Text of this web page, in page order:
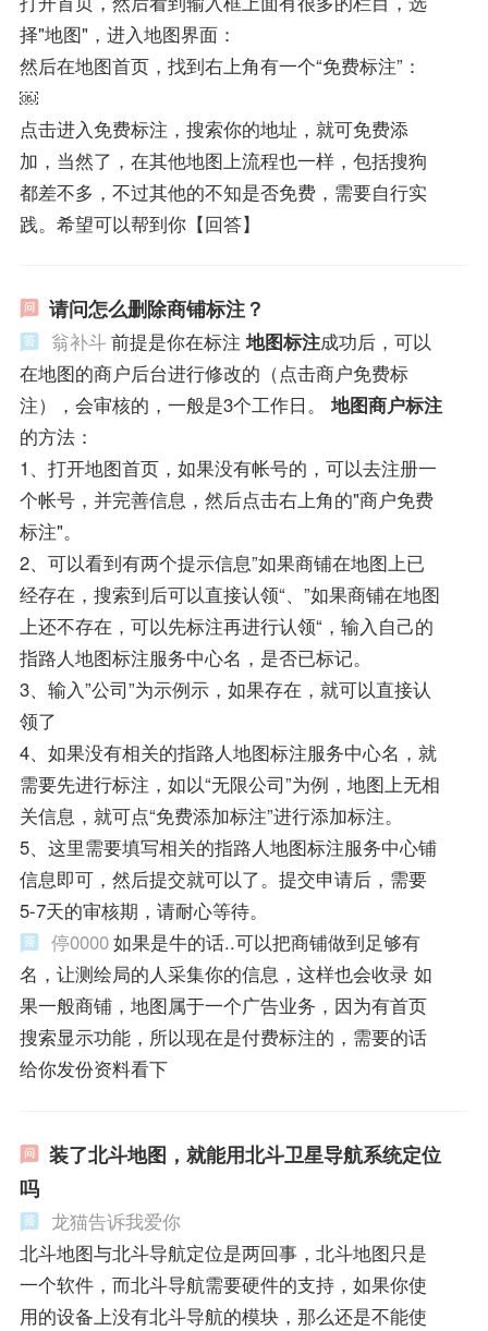
择"地图"，进入地图界面：
然后在地图首页，找到右上角有一个“免费标注”：
￼
点击进入免费标注，搜索你的地址，就可免费添
加，当然了，在其他地图上流程也一样，包括搜狗
都差不多，不过其他的不知是否免费，需要自行实
践。希望可以帮到你【回答】
请问怎么删除商铺标注？
翁补斗 前提是你在标注 地图标注成功后，可以
在地图的商户后台进行修改的（点击商户免费标
注），会审核的，一般是3个工作日。 地图商户标注
的方法：
1、打开地图首页，如果没有帐号的，可以去注册一
个帐号，并完善信息，然后点击右上角的"商户免费
标注"。
2、可以看到有两个提示信息”如果商铺在地图上已
经存在，搜索到后可以直接认领“、”如果商铺在地图
上还不存在，可以先标注再进行认领“，输入自己的
指路人地图标注服务中心名，是否已标记。
3、输入”公司”为示例示，如果存在，就可以直接认
领了
4、如果没有相关的指路人地图标注服务中心名，就
需要先进行标注，如以“无限公司”为例，地图上无相
关信息，就可点“免费添加标注”进行添加标注。
5、这里需要填写相关的指路人地图标注服务中心铺
信息即可，然后提交就可以了。提交申请后，需要
5-7天的审核期，请耐心等待。
停0000如果是牛的话..可以把商铺做到足够有
名，让测绘局的人采集你的信息，这样也会收录 如
果一般商铺，地图属于一个广告业务，因为有首页
搜索显示功能，所以现在是付费标注的，需要的话
给你发份资料看下
装了北斗地图，就能用北斗卫星导航系统定位
吗
龙猫告诉我爱你
北斗地图与北斗导航定位是两回事，北斗地图只是
一个软件，而北斗导航需要硬件的支持，如果你使
用的设备上没有北斗导航的模块，那么还是不能使